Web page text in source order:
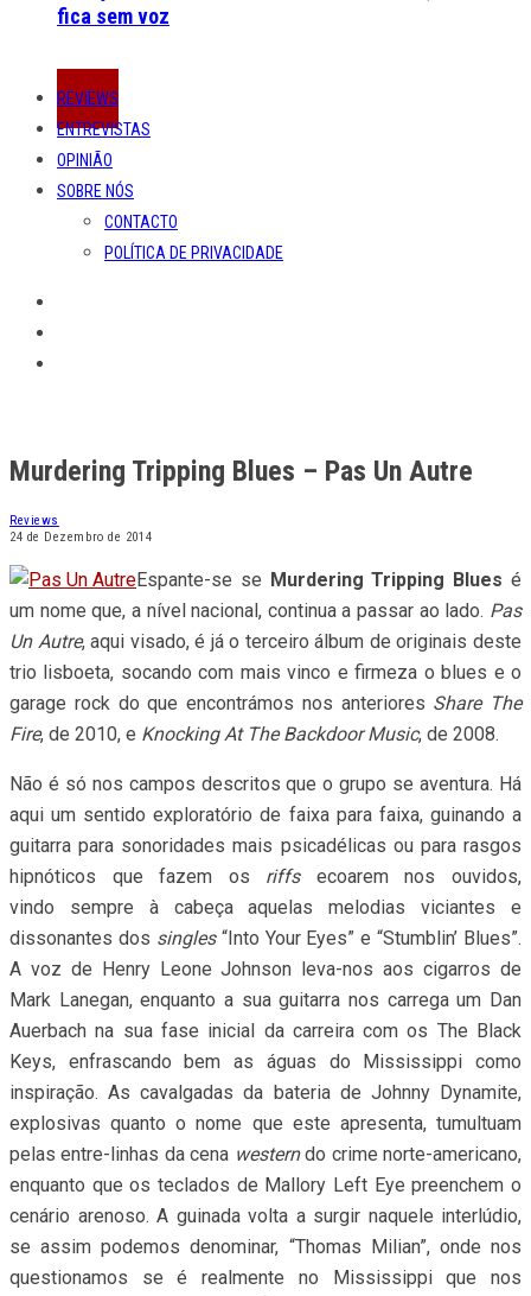
fica sem voz
REVIEWS
ENTREVISTAS
OPINIÃO
SOBRE NÓS
CONTACTO
POLÍTICA DE PRIVACIDADE
Murdering Tripping Blues – Pas Un Autre
Reviews
24 de Dezembro de 2014
Espante-se se Murdering Tripping Blues é
um nome que, a nível nacional, continua a passar ao lado. Pas
Un Autre, aqui visado, é já o terceiro álbum de originais deste
trio lisboeta, socando com mais vinco e firmeza o blues e o
garage rock do que encontrámos nos anteriores Share The
Fire, de 2010, e Knocking At The Backdoor Music, de 2008.
Não é só nos campos descritos que o grupo se aventura. Há
aqui um sentido exploratório de faixa para faixa, guinando a
guitarra para sonoridades mais psicadélicas ou para rasgos
hipnóticos que fazem os riffs ecoarem nos ouvidos,
vindo sempre à cabeça aquelas melodias viciantes e
dissonantes dos singles “Into Your Eyes” e “Stumblin’ Blues”.
A voz de Henry Leone Johnson leva-nos aos cigarros de
Mark Lanegan, enquanto a sua guitarra nos carrega um Dan
Auerbach na sua fase inicial da carreira com os The Black
Keys, enfrascando bem as águas do Mississippi como
inspiração. As cavalgadas da bateria de Johnny Dynamite,
explosivas quanto o nome que este apresenta, tumultuam
pelas entre-linhas da cena westerndo crime norte-americano,
enquanto que os teclados de Mallory Left Eye preenchem o
cenário arenoso. A guinada volta a surgir naquele interlúdio,
se assim podemos denominar, “Thomas Milian”, onde nos
questionamos se é realmente no Mississippi que nos